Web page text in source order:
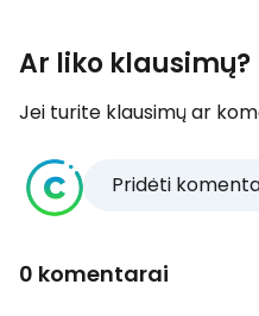
Ar liko klausimų?
Jei turite klausimų ar
Pridėti
0 komentarai